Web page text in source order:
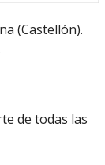
(Castellón).
de todas las